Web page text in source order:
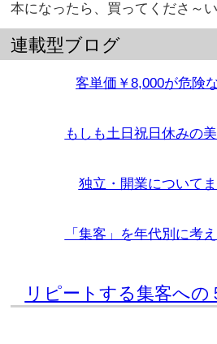
本になったら、買ってくださ～い
連載型ブログ
客単価￥8,000が危
もしも土日祝日休みの
独立・開業について
「集客」を年代別に
リピートする集客へ